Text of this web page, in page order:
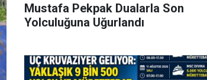
Mustafa Pekpak Dualarla Son
Yolculuğuna Uğurlandı